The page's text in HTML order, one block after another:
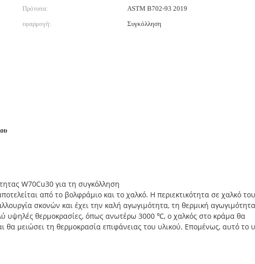
Πρότυπα:
ASTM B702-93 2019
εφαρμογή:
Συγκόλληση
W70Cu30 για τη συγκόλληση
από το βολφράμιο και το χαλκό. Η περιεκτικότητα σε χαλκό του
σκονών και έχει την καλή αγωγιμότητα, τη θερμική
υψηλές θερμοκρασίες, όπως ανωτέρω 3000 ℃, ο χαλκός στο κράμα θα
θα μειώσει τη θερμοκρασία επιφάνειας του υλικού. Επομένως, αυτό το